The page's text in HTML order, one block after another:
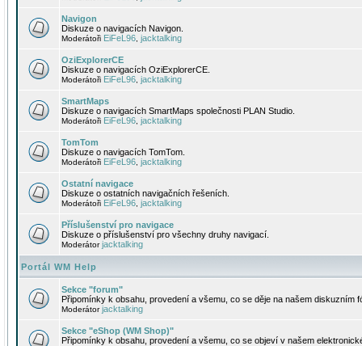
Navigon
Diskuze o navigacích Navigon.
Moderátoři EiFeL96 jacktalking
OziExplorerCE
Diskuze o navigacích OziExplorerCE.
Moderátoři EiFeL96 jacktalking
SmartMaps
Diskuze o navigacích SmartMaps společnosti PLAN Studio.
Moderátoři EiFeL96 jacktalking
TomTom
Diskuze o navigacích TomTom.
Moderátoři EiFeL96 jacktalking
Ostatní navigace
Diskuze o ostatních navigačních řešeních.
Moderátoři EiFeL96 jacktalking
Příslušenství pro navigace
Diskuze o příslušenství pro všechny druhy navigací.
Moderátorjacktalking
Portál WM Help
Sekce "forum"
Připomínky k obsahu, provedení a všemu, co se děje na našem diskuzním
Moderátorjacktalking
Sekce "eShop (WM Shop)"
Připomínky k obsahu, provedení a všemu, co se objeví v našem